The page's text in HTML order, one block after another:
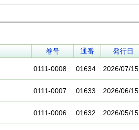
巻号 通番 発行日
0111-0008 01634 2026/07/15
0111-0007 01633 2026/06/15
0111-0006 01632 2026/05/15